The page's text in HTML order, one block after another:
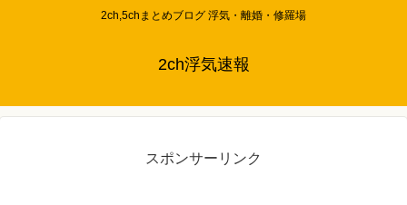
2ch,5chまとめブログ 浮気・離婚・修羅場
2ch浮気速報
スポンサーリンク